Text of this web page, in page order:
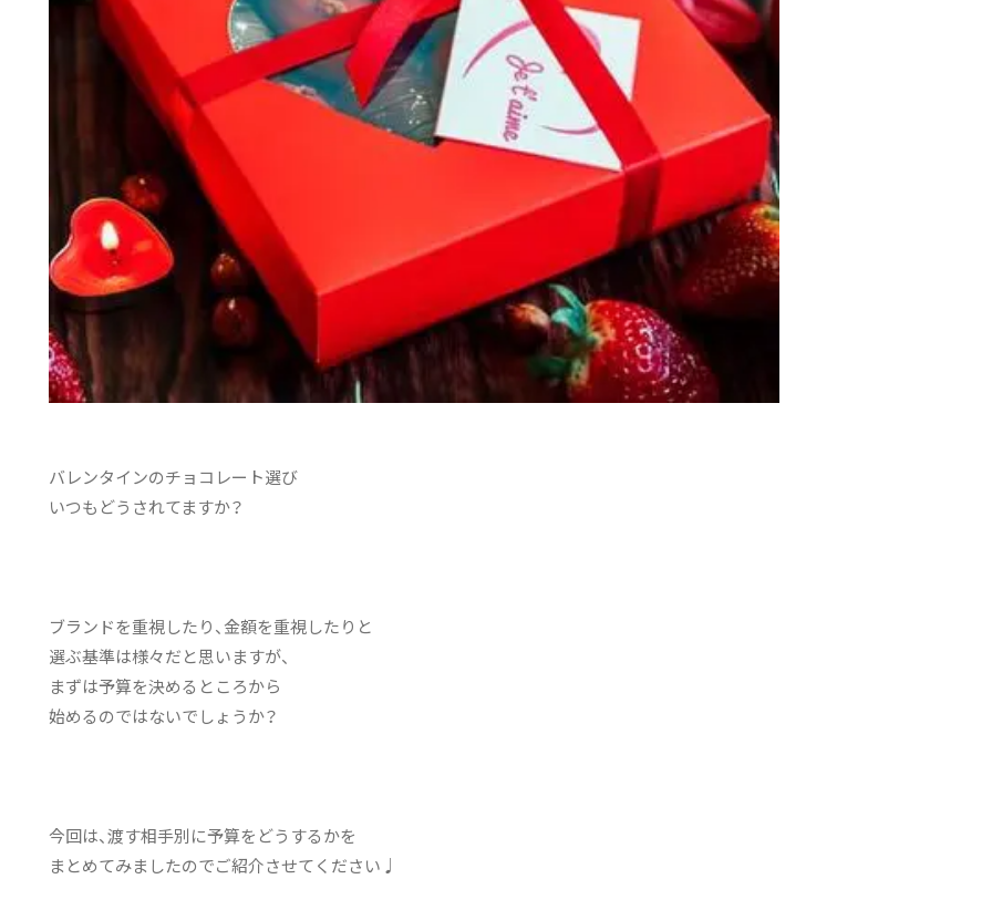
バレンタインのチョコレート選び
いつもどうされてますか？
ブランドを重視したり、金額を重視したりと
選ぶ基準は様々だと思いますが、
まずは予算を決めるところから
始めるのではないでしょうか？
今回は、渡す相手別に予算をどうするかを
まとめてみましたのでご紹介させてください♩